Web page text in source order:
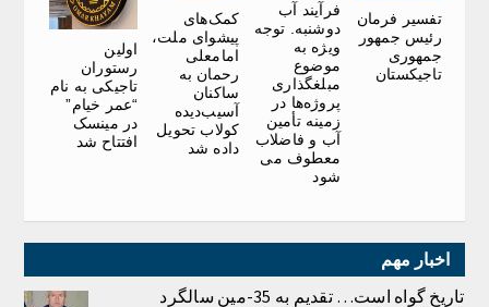
تفسیر فرمان
رئیس جمهور
جمهوری
تاجیکستان
فرآیند آب
دوشنبه. توجه
ویژه به
موضوع
مبلغگذاری
پروژه‌ها در
زمینه تأمین
آب و فاضلاب
معطوف می
شود
کمک‌های
پیشوای ملت،
امامعلی
رحمان به
ساکنان
آسیب‌دیده
کولاب تحویل
داده شد
اولین
رستوران
تاجیکی به نام
“عمر خیام”
در مینسک
افتتاح شد
اخبار مهم
تاریخ گواه است… تقدیم به 35-مین سالگرد